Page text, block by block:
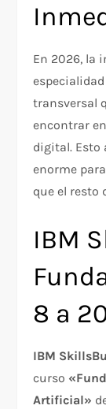
En 2026, la
transversal
encontrar
digital. Esto
enorme
que el resto
IBM
8 a
IBM
curso
Artificial»